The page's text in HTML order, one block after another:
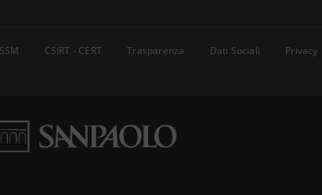
SSM CSIRT - CERT Trasparenza Dati Sociali Privacy